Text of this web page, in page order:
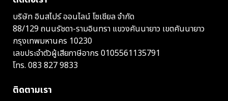
บริษัท อินสไปร์ ออนไลน์ โซเชียล จำกัด
88/129 ถนนรัชดา-รามอินทรา แขวงคันนายาว เขตคันนายาว
กรุงเทพมหานคร 10230
เลขประจำตัวผู้เสียภาษีอากร 0105561135791
โทร. 083 827 9833
ติดตามเรา